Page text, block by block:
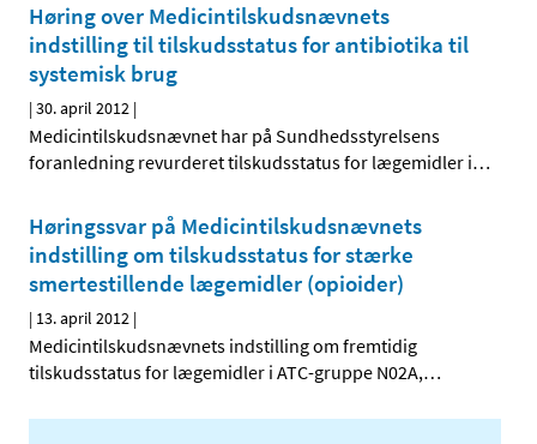
Høring over Medicintilskudsnævnets
indstilling til tilskudsstatus for antibiotika til
systemisk brug
|30. april 2012 |
Medicintilskudsnævnet har på Sundhedsstyrelsens
foranledning revurderet tilskudsstatus for lægemidler i…
Høringssvar på Medicintilskudsnævnets
indstilling om tilskudsstatus for stærke
smertestillende lægemidler (opioider)
| 13. april 2012 |
Medicintilskudsnævnets indstilling om fremtidig
tilskudsstatus for lægemidler i ATC-gruppe N02A,…